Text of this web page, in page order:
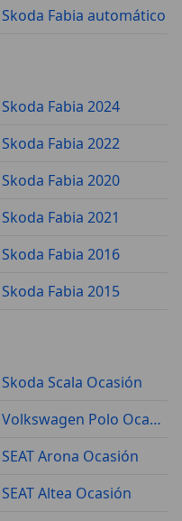
Skoda Fabia automático
Skoda Fabia 2024
Skoda Fabia 2022
Skoda Fabia 2020
Skoda Fabia 2021
Skoda Fabia 2016
Skoda Fabia 2015
Skoda Scala Ocasión
Volkswagen Polo Ocasión
SEAT Arona Ocasión
SEAT Altea Ocasión